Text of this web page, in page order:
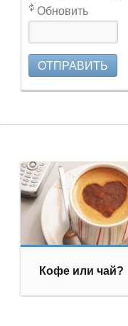
Обновить
ОТПРАВИТЬ
Кофе или чай?